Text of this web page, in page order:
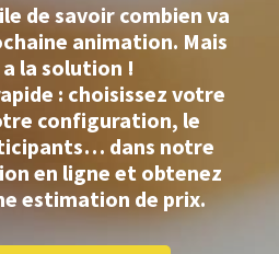
de savoir combien va
animation. Mais
a la solution !
: choisissez votre
configuration, le
dans notre
en ligne et obtenez
estimation de prix.